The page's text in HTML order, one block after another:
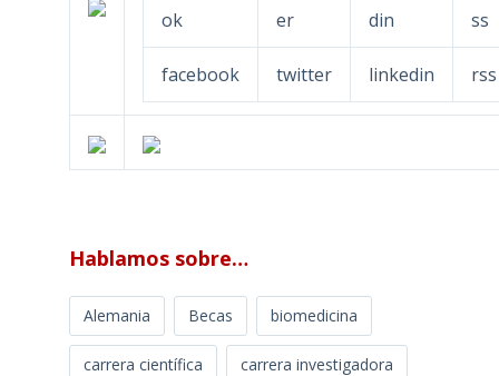
facebook twitter linkedin rss
Hablamos sobre…
Alemania Becas biomedicina
carrera científica carrera investigadora